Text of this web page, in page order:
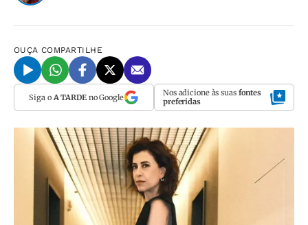
OUÇA COMPARTILHE
Siga o A TARDEno Google Nos adicione às suas fontes
preferidas